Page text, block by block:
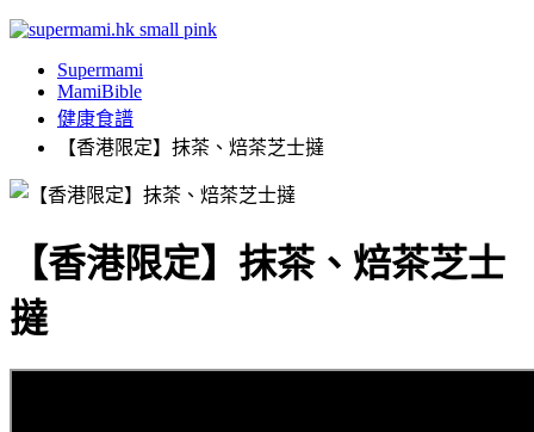
Supermami
MamiBible
健康食譜
【香港限定】抹茶、焙茶芝士撻
【香港限定】抹茶、焙茶芝士
撻